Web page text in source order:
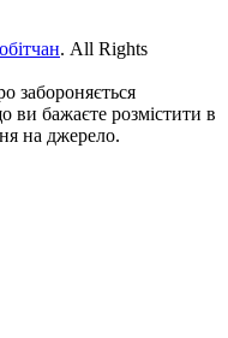
. All Rights
забороняється
ви бажаєте розмістити в
на джерело.